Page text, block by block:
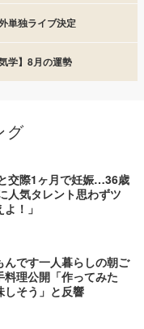
単独ライブ決定
学】8月の運勢
グ
交際1ヶ月で妊娠…36歳
人気タレント思わずツ
！」
です一人暮らしの朝ご
理公開「作ってみた
しそう」と反響